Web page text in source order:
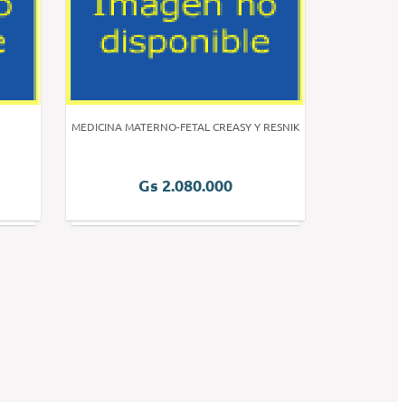
MEDICINA MATERNO-FETAL CREASY Y RESNIK
Gs 2.080.000